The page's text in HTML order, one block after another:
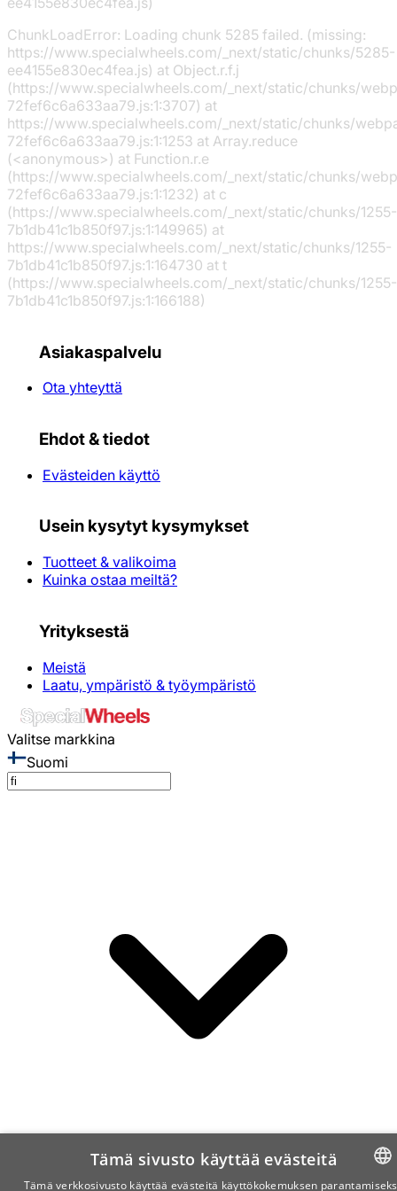
ChunkLoadError: Loading chunk 5285 failed. (missing:
https://www.specialwheels.com/_next/static/chunks/5285-
ee4155e830ec4fea.js) at Object.r.f.j
(https://www.specialwheels.com/_next/static/chunks/
72fef6c6a633aa79.js:1:3707) at
https://www.specialwheels.com/_next/static/chunks/
72fef6c6a633aa79.js:1:1253 at Array.reduce
(<anonymous>) at Function.r.e
(https://www.specialwheels.com/_next/static/chunks/
72fef6c6a633aa79.js:1:1232) at c
(https://www.specialwheels.com/_next/static/chunks/1255-
7b1db41c1b850f97.js:1:149965) at
https://www.specialwheels.com/_next/static/chunks/1255-
7b1db41c1b850f97.js:1:164730 at t
(https://www.specialwheels.com/_next/static/chunks/1255-
7b1db41c1b850f97.js:1:166188)
Asiakaspalvelu
Ota yhteyttä
Ehdot & tiedot
Evästeiden käyttö
Usein kysytyt kysymykset
Tuotteet & valikoima
Kuinka ostaa meiltä?
Yrityksestä
Meistä
Laatu, ympäristö & työympäristö
Valitse markkina
Suomi
Tämä sivusto käyttää evästeitä
Tämä verkkosivusto käyttää evästeitä käyttökokemuksen